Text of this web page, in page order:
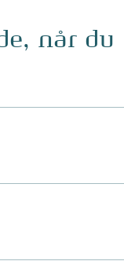
når du